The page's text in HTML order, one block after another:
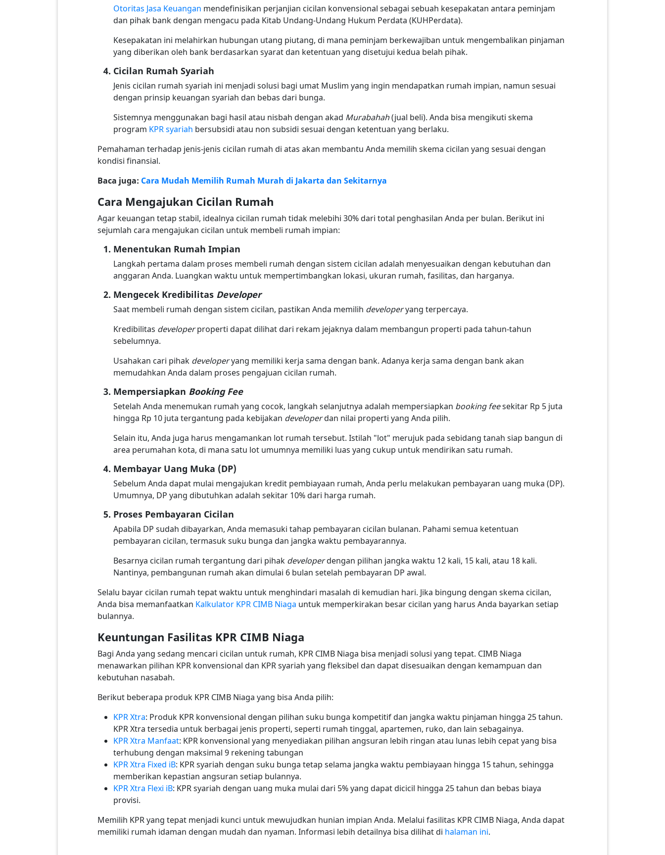
Otoritas Jasa Keuangan mendefinisikan perjanjian cicilan konvensional sebagai sebuah kesepakatan antara peminjam
dan pihak bank dengan mengacu pada Kitab Undang-Undang Hukum Perdata (KUHPerdata).
Kesepakatan ini melahirkan hubungan utang piutang, di mana peminjam berkewajiban untuk mengembalikan pinjaman
yang diberikan oleh bank berdasarkan syarat dan ketentuan yang disetujui kedua belah pihak.
Cicilan Rumah Syariah
Jenis cicilan rumah syariah ini menjadi solusi bagi umat Muslim yang ingin mendapatkan rumah impian, namun sesuai
dengan prinsip keuangan syariah dan bebas dari bunga.
Sistemnya menggunakan bagi hasil atau nisbah dengan akad Murabahah(jual beli). Anda bisa mengikuti skema
program KPR syariah bersubsidi atau non subsidi sesuai dengan ketentuan yang berlaku.
Pemahaman terhadap jenis-jenis cicilan rumah di atas akan membantu Anda memilih skema cicilan yang sesuai dengan
kondisi finansial.
Baca juga: Cara Mudah Memilih Rumah Murah di Jakarta dan Sekitarnya
Cara Mengajukan Cicilan Rumah
Agar keuangan tetap stabil, idealnya cicilan rumah tidak melebihi 30% dari total penghasilan Anda per bulan. Berikut ini
sejumlah cara mengajukan cicilan untuk membeli rumah impian:
Menentukan Rumah Impian
Langkah pertama dalam proses membeli rumah dengan sistem cicilan adalah menyesuaikan dengan kebutuhan dan
anggaran Anda. Luangkan waktu untuk mempertimbangkan lokasi, ukuran rumah, fasilitas, dan harganya.
Mengecek Kredibilitas Developer
Saat membeli rumah dengan sistem cicilan, pastikan Anda memilih developeryang terpercaya.
Kredibilitas developerproperti dapat dilihat dari rekam jejaknya dalam membangun properti pada tahun-tahun
sebelumnya.
Usahakan cari pihak developeryang memiliki kerja sama dengan bank. Adanya kerja sama dengan bank akan
memudahkan Anda dalam proses pengajuan cicilan rumah.
Mempersiapkan Booking Fee
Setelah Anda menemukan rumah yang cocok, langkah selanjutnya adalah mempersiapkan booking feesekitar Rp 5 juta
hingga Rp 10 juta tergantung pada kebijakan developerdan nilai properti yang Anda pilih.
Selain itu, Anda juga harus mengamankan lot rumah tersebut. Istilah "lot" merujuk pada sebidang tanah siap bangun di
area perumahan kota, di mana satu lot umumnya memiliki luas yang cukup untuk mendirikan satu rumah.
Membayar Uang Muka (DP)
Sebelum Anda dapat mulai mengajukan kredit pembiayaan rumah, Anda perlu melakukan pembayaran uang muka (DP).
Umumnya, DP yang dibutuhkan adalah sekitar 10% dari harga rumah.
Proses Pembayaran Cicilan
Apabila DP sudah dibayarkan, Anda memasuki tahap pembayaran cicilan bulanan. Pahami semua ketentuan
pembayaran cicilan, termasuk suku bunga dan jangka waktu pembayarannya.
Besarnya cicilan rumah tergantung dari pihak developerdengan pilihan jangka waktu 12 kali, 15 kali, atau 18 kali.
Nantinya, pembangunan rumah akan dimulai 6 bulan setelah pembayaran DP awal.
Selalu bayar cicilan rumah tepat waktu untuk menghindari masalah di kemudian hari. Jika bingung dengan skema cicilan,
Anda bisa memanfaatkan Kalkulator KPR CIMB Niaga untuk memperkirakan besar cicilan yang harus Anda bayarkan setiap
bulannya.
Keuntungan Fasilitas KPR CIMB Niaga
Bagi Anda yang sedang mencari cicilan untuk rumah, KPR CIMB Niaga bisa menjadi solusi yang tepat. CIMB Niaga
menawarkan pilihan KPR konvensional dan KPR syariah yang fleksibel dan dapat disesuaikan dengan kemampuan dan
kebutuhan nasabah.
Berikut beberapa produk KPR CIMB Niaga yang bisa Anda pilih:
KPR Xtra: Produk KPR konvensional dengan pilihan suku bunga kompetitif dan jangka waktu pinjaman hingga 25 tahun.
KPR Xtra tersedia untuk berbagai jenis properti, seperti rumah tinggal, apartemen, ruko, dan lain sebagainya.
KPR Xtra Manfaat: KPR konvensional yang menyediakan pilihan angsuran lebih ringan atau lunas lebih cepat yang bisa
terhubung dengan maksimal 9 rekening tabungan
KPR Xtra Fixed iB: KPR syariah dengan suku bunga tetap selama jangka waktu pembiayaan hingga 15 tahun, sehingga
memberikan kepastian angsuran setiap bulannya.
KPR Xtra Flexi iB: KPR syariah dengan uang muka mulai dari 5% yang dapat dicicil hingga 25 tahun dan bebas biaya
provisi.
Memilih KPR yang tepat menjadi kunci untuk mewujudkan hunian impian Anda. Melalui fasilitas KPR CIMB Niaga, Anda dapat
memiliki rumah idaman dengan mudah dan nyaman. Informasi lebih detailnya bisa dilihat di halaman ini.